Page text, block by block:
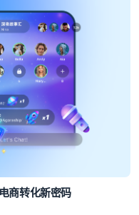
商转化新密码